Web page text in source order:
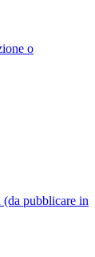
o
pubblicare in